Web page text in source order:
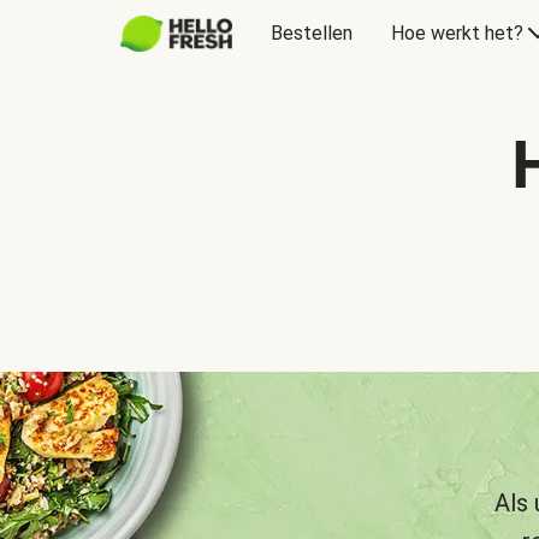
Bestellen Hoe werkt het?
Als